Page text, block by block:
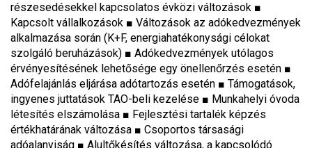
részesedésekkel kapcsolatos évközi változások ■
Kapcsolt vállalkozások ■ Változások az adókedvezmények
alkalmazása során (K+F, energiahatékonysági célokat
szolgáló beruházások) ■ Adókedvezmények utólagos
érvényesítésének lehetősége egy önellenőrzés esetén ■
Adófelajánlás eljárása adótartozás esetén ■ Támogatások,
ingyenes juttatások TAO-beli kezelése ■ Munkahelyi óvoda
létesítés elszámolása ■ Fejlesztési tartalék képzés
értékhatárának változása ■ Csoportos társasági
adóalanyiság ■ Alultőkésítés változása, a kapcsolódó